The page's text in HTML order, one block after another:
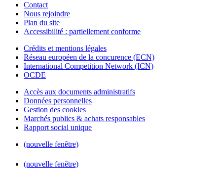
Contact
Nous rejoindre
Plan du site
Accessibilité : partiellement conforme
Crédits et mentions légales
Réseau européen de la concurence (ECN)
International Competition Network (ICN)
OCDE
Accès aux documents administratifs
Données personnelles
Gestion des cookies
Marchés publics & achats responsables
Rapport social unique
(nouvelle fenêtre)
(nouvelle fenêtre)